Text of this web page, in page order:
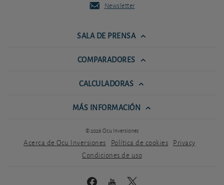
Newsletter
SALA DE PRENSA
COMPARADORES
CALCULADORAS
MÁS INFORMACIÓN
© 2026 Ocu Inversiones
Acerca de Ocu Inversiones Política de cookies Privacy
Condiciones de uso